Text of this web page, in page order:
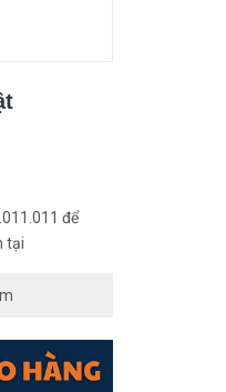
để
tại